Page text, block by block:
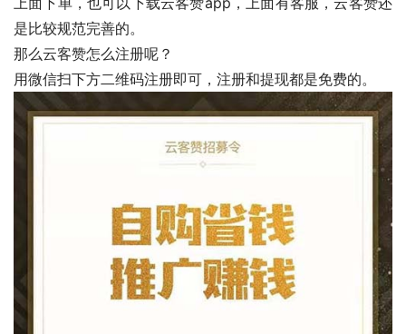
是比较规范完善的。
那么云客赞怎么注册呢？
用微信扫下方二维码注册即可，注册和提现都是免费的。